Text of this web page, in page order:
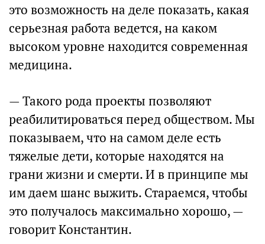
это возможность на деле показать, какая
серьезная работа ведется, на каком
высоком уровне находится современная
медицина.
— Такого рода проекты позволяют
реабилитироваться перед обществом. Мы
показываем, что на самом деле есть
тяжелые дети, которые находятся на
грани жизни и смерти. И в принципе мы
им даем шанс выжить. Стараемся, чтобы
это получалось максимально хорошо, —
говорит Константин.